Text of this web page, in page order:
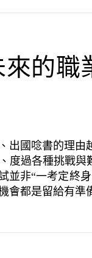
的職
出國唸書的理
度過各種挑戰與
並非“一考定終
會都是留給有準